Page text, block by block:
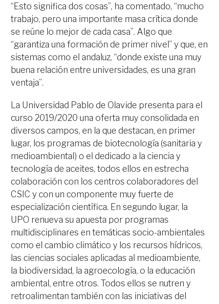
“Esto significa dos cosas”, ha comentado, “mucho
trabajo, pero una importante masa crítica donde
se reúne lo mejor de cada casa”. Algo que
“garantiza una formación de primer nivel” y que, en
sistemas como el andaluz, “donde existe una muy
buena relación entre universidades, es una gran
ventaja”.
La Universidad Pablo de Olavide presenta para el
curso 2019/2020 una oferta muy consolidada en
diversos campos, en la que destacan, en primer
lugar, los programas de biotecnología (sanitaria y
medioambiental) o el dedicado a la ciencia y
tecnología de aceites, todos ellos en estrecha
colaboración con los centros colaboradores del
CSIC y con un componente muy fuerte de
especialización científica. En segundo lugar, la
UPO renueva su apuesta por programas
multidisciplinares en temáticas socio-ambientales
como el cambio climático y los recursos hídricos,
las ciencias sociales aplicadas al medioambiente,
la biodiversidad, la agroecología, o la educación
ambiental, entre otros. Todos ellos se nutren y
retroalimentan también con las iniciativas del